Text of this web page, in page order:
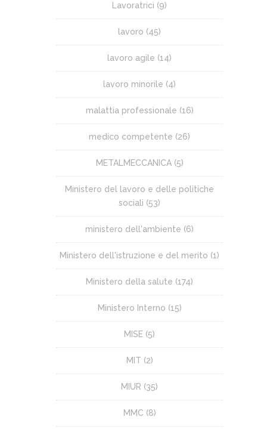
Lavoratrici (9)
lavoro (45)
lavoro agile (14)
lavoro minorile (4)
malattia professionale (16)
medico competente (26)
METALMECCANICA(5)
Ministero del lavoro e delle politiche
sociali (53)
ministero dell'ambiente (6)
Ministero dell'istruzione e del merito (1)
Ministero della salute (174)
Ministero Interno (15)
MISE (5)
MIT (2)
MIUR (35)
MMC (8)